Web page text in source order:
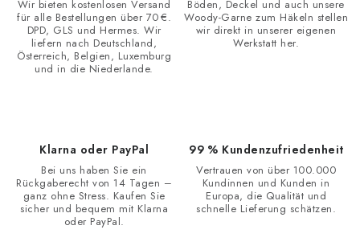
Wir bieten kostenlosen Versand
für alle Bestellungen über 70 €.
DPD, GLS und Hermes. Wir
liefern nach Deutschland,
Österreich, Belgien, Luxemburg
und in die Niederlande.
Böden, Deckel und auch unsere
Woody-Garne zum Häkeln stellen
wir direkt in unserer eigenen
Werkstatt her.
Klarna oder PayPal
Bei uns haben Sie ein
Rückgaberecht von 14 Tagen –
ganz ohne Stress. Kaufen Sie
sicher und bequem mit Klarna
oder PayPal.
99 % Kundenzufriedenheit
Vertrauen von über 100.000
Kundinnen und Kunden in
Europa, die Qualität und
schnelle Lieferung schätzen.